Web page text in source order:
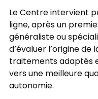
Le Centre intervient
ligne, après un
généraliste ou
d’évaluer l’origine
traitements adaptés
vers une meilleure
autonomie.